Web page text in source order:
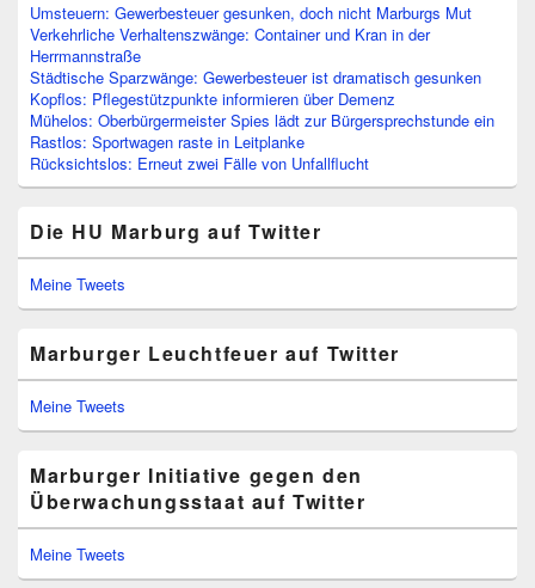
Umsteuern: Gewerbesteuer gesunken, doch nicht Marburgs Mut
Verkehrliche Verhaltenszwänge: Container und Kran in der
Herrmannstraße
Städtische Sparzwänge: Gewerbesteuer ist dramatisch gesunken
Kopflos: Pflegestützpunkte informieren über Demenz
Mühelos: Oberbürgermeister Spies lädt zur Bürgersprechstunde ein
Rastlos: Sportwagen raste in Leitplanke
Rücksichtslos: Erneut zwei Fälle von Unfallflucht
Die HU Marburg auf Twitter
Meine Tweets
Marburger Leuchtfeuer auf Twitter
Meine Tweets
Marburger Initiative gegen den
Überwachungsstaat auf Twitter
Meine Tweets